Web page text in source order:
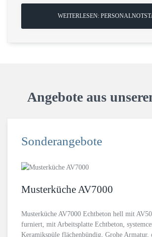
WEITERLESEN:
Angebote aus
Sonderangebote
Musterküche AV7000
Musterküche AV7000 Echtbeton hell mit
furniert, mit Arbeitsplatte Echtbeton,
Keramikspüle flächenbündig, Grohe Armatur,